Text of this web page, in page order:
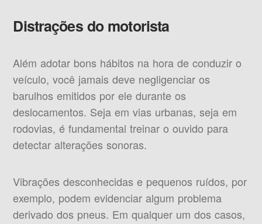
Distrações do motorista
Além adotar bons hábitos na hora de conduzir o
veículo, você jamais deve negligenciar os
barulhos emitidos por ele durante os
deslocamentos. Seja em vias urbanas, seja em
rodovias, é fundamental treinar o ouvido para
detectar alterações sonoras.
Vibrações desconhecidas e pequenos ruídos, por
exemplo, podem evidenciar algum problema
derivado dos pneus. Em qualquer um dos casos,